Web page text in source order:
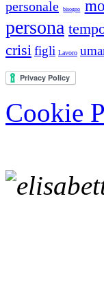
personale bisogno
persona
crisi figli Lavoro
Cookie